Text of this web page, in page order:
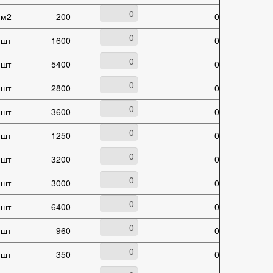
м2 200
0
шт
1600
0
шт
5400
0
шт
2800
0
шт
3600
0
шт
1250
0
шт
3200
0
шт
3000
0
шт
6400
0
шт
960
0
шт
350
0